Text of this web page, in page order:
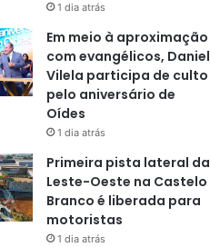
1 dia atrás
Em meio à aproximação
com evangélicos, Daniel
Vilela participa de culto
pelo aniversário de
Oídes
1 dia atrás
Primeira pista lateral da
Leste-Oeste na Castelo
Branco é liberada para
motoristas
1 dia atrás